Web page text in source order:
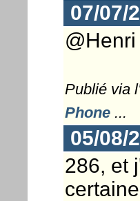
07/07/
Publié via
Phone...
05/08/
286, et